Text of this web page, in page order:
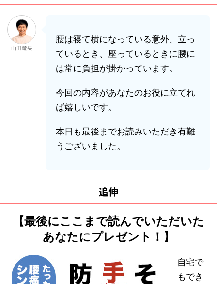
山田竜矢
腰は寝て横になっている意外、立っ
ているとき、座っているときに腰に
は常に負担が掛かっています。
今回の内容があなたのお役に立てれ
ば嬉しいです。
本日も最後までお読みいただき有難
うございました。
追伸
【最後にここまで読んでいただいた
あなたにプレゼント！】
自宅で
もでき